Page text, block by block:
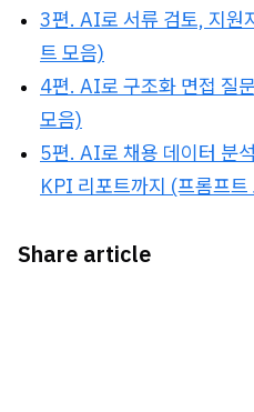
3편. AI로 서류 검토, 지원
트 모음)
4편. AI로 구조화 면접 질
모음)
5편. AI로 채용 데이터 분
KPI 리포트까지 (프롬프트
Share article